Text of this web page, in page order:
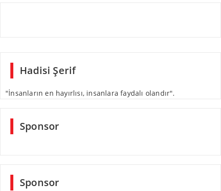
Hadisi Şerif
"İnsanların en hayırlısı, insanlara faydalı olandır".
Sponsor
Sponsor